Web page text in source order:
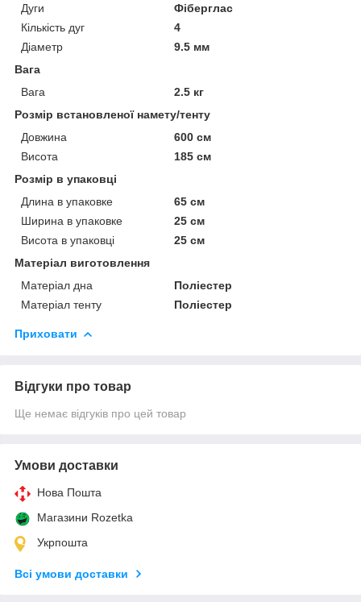
Дуги
Фіберглас
Кількість дуг
4
Діаметр
9.5 мм
Вага
Вага
2.5 кг
Розмір встановленої намету/тенту
Довжина
600 см
Висота
185 см
Розмір в упаковці
Длина в упаковке
65 см
Ширина в упаковке
25 см
Висота в упаковці
25 см
Матеріал виготовлення
Матеріал дна
Поліестер
Матеріал тенту
Поліестер
Приховати
Відгуки про товар
Ще немає відгуків про цей товар
Умови доставки
Нова Пошта
Магазини Rozetka
Укрпошта
Всі умови доставки